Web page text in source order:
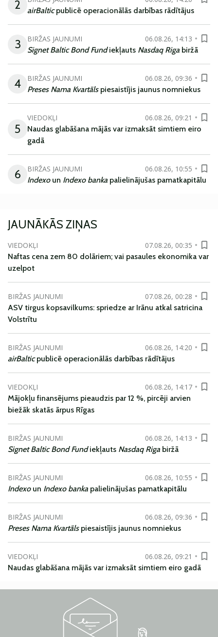
2
airBalticpublicē operacionālās darbības rādītājus
3 BIRŽAS JAUNUMI
06.08.26, 14:13
Signet Baltic Bond Fundiekļauts Nasdaq Riga biržā
4 BIRŽAS JAUNUMI
06.08.26, 09:36
Preses Nama Kvartāls piesaistījis jaunus nomniekus
5
VIEDOKĻI
06.08.26, 09:21
Naudas glabāšana mājās var izmaksāt simtiem eiro
gadā
6 BIRŽAS JAUNUMI
06.08.26, 10:55
Indexoun Indexo banka palielinājušas pamatkapitālu
JAUNĀKĀS ZIŅAS
VIEDOKĻI
07.08.26, 00:35
Naftas cena zem 80 dolāriem; vai pasaules ekonomika var
uzelpot
BIRŽAS JAUNUMI
07.08.26, 00:28
ASV tirgus kopsavilkums: spriedze ar Irānu atkal satricina
Volstrītu
BIRŽAS JAUNUMI
06.08.26, 14:20
airBalticpublicē operacionālās darbības rādītājus
VIEDOKĻI
06.08.26, 14:17
Mājokļu finansējums pieaudzis par 12 %, pircēji arvien
biežāk skatās ārpus Rīgas
BIRŽAS JAUNUMI
06.08.26, 14:13
Signet Baltic Bond Fundiekļauts Nasdaq Riga biržā
BIRŽAS JAUNUMI
06.08.26, 10:55
Indexoun Indexo banka palielinājušas pamatkapitālu
BIRŽAS JAUNUMI
06.08.26, 09:36
Preses Nama Kvartāls piesaistījis jaunus nomniekus
VIEDOKĻI
06.08.26, 09:21
Naudas glabāšana mājās var izmaksāt simtiem eiro gadā